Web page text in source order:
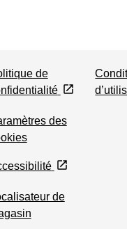
de
des
de